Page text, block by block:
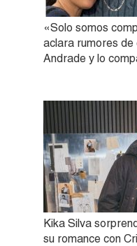
«Solo somos
aclara rumores de
Andrade y lo
Kika Silva
su romance con